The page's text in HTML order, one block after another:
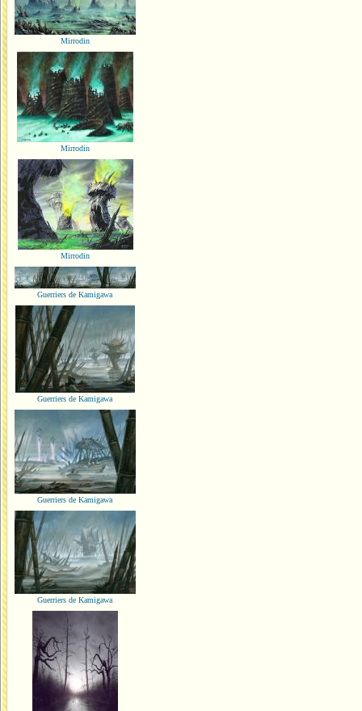
Mirrodin
Mirrodin
Mirrodin
Guerriers de Kamigawa
Guerriers de Kamigawa
Guerriers de Kamigawa
Guerriers de Kamigawa